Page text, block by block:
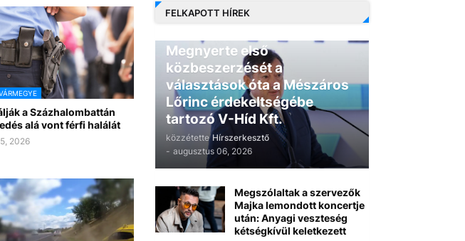
a Százhalombattán
alá vont férfi halálát
2026
FELKAPOTT HÍREK
Megnyerte első
közbeszerzését a
választások óta a Mészáros
Lőrinc érdekeltségébe
tartozó V-Híd Kft.
közzétette Hírszerkesztő
- augusztus 06, 2026
Megszólaltak a szervezők
Majka lemondott koncertje
után: Anyagi veszteség
kétségkívül keletkezett